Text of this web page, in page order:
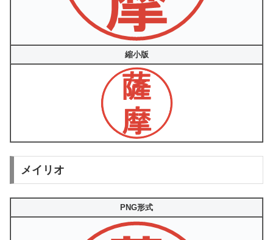
縮小版
メイリオ
PNG形式